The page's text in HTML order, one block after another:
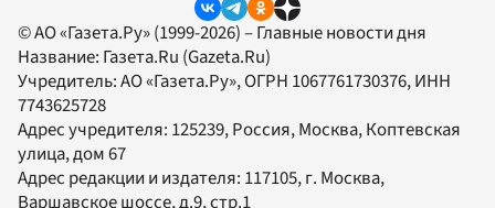
© АО «Газета.Ру» (1999-2026) – Главные новости дня
Название: Газета.Ru (Gazeta.Ru)
Учредитель:АО «Газета.Ру», ОГРН 1067761730376, ИНН
7743625728
Адрес учредителя: 125239, Россия, Москва, Коптевская
улица, дом 67
Адрес редакции и издателя: 117105, г. Москва,
Варшавское шоссе, д.9, стр.1